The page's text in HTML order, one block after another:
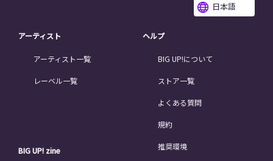
日本語
アーティスト
アーティスト一覧
レーベル一覧
BIG UP! zine
ヘルプ
BIG UP!について
ストア一覧
よくある質問
規約
推奨環境